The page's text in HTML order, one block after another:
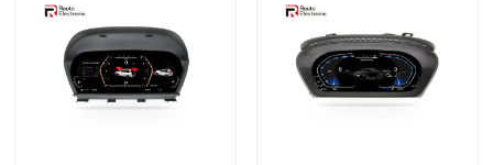
Stéréo universel de voiture